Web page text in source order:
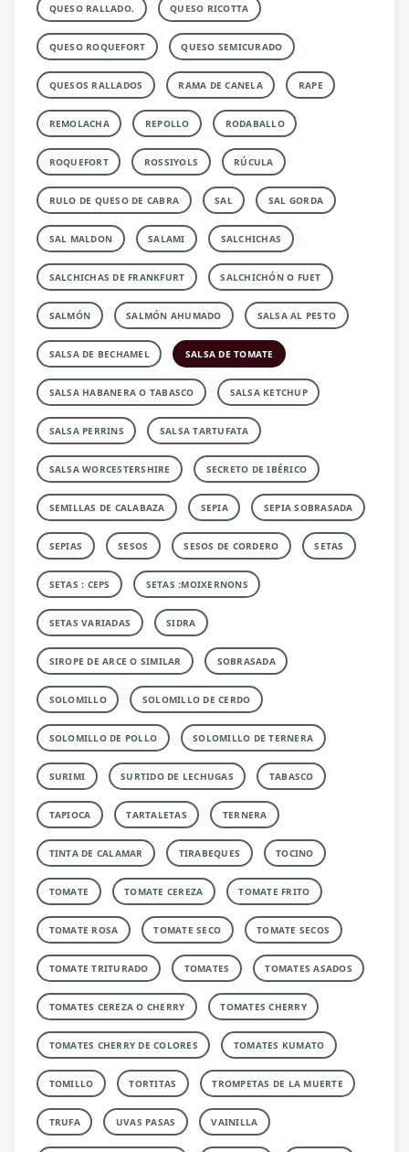
QUESO RALLADO. QUESO RICOTTA
QUESO ROQUEFORT QUESO SEMICURADO
QUESOS RALLADOS RAMA DE CANELA RAPE
REMOLACHA REPOLLO RODABALLO
ROQUEFORT ROSSIYOLS RÚCULA
RULO DE QUESO DE CABRA SAL SAL GORDA
SAL MALDON SALAMI SALCHICHAS
SALCHICHAS DE FRANKFURT SALCHICHÓN O FUET
SALMÓN SALMÓN AHUMADO SALSA AL PESTO
SALSA DE BECHAMEL SALSA DE TOMATE
SALSA HABANERA O TABASCO SALSA KETCHUP
SALSA PERRINS SALSA TARTUFATA
SALSA WORCESTERSHIRE SECRETO DE IBÉRICO
SEMILLAS DE CALABAZA SEPIA SEPIA SOBRASADA
SEPIAS SESOS SESOS DE CORDERO SETAS
SETAS : CEPS SETAS :MOIXERNONS
SETAS VARIADAS SIDRA
SIROPE DE ARCE O SIMILAR SOBRASADA
SOLOMILLO SOLOMILLO DE CERDO
SOLOMILLO DE POLLO SOLOMILLO DE TERNERA
SURIMI SURTIDO DE LECHUGAS TABASCO
TAPIOCA TARTALETAS TERNERA
TINTA DE CALAMAR TIRABEQUES TOCINO
TOMATE TOMATE CEREZA TOMATE FRITO
TOMATE ROSA TOMATE SECO TOMATE SECOS
TOMATE TRITURADO TOMATES TOMATES ASADOS
TOMATES CEREZA O CHERRY TOMATES CHERRY
TOMATES CHERRY DE COLORES TOMATES KUMATO
TOMILLO TORTITAS TROMPETAS DE LA MUERTE
TRUFA UVAS PASAS VAINILLA